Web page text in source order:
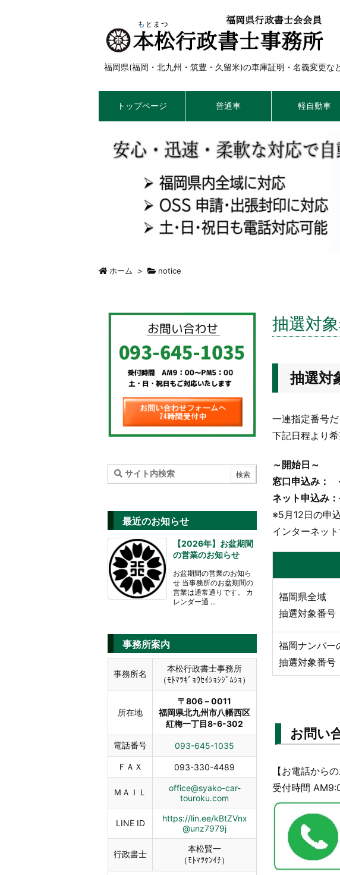
福岡県(福岡・北九州・筑豊・久留米)の車庫証明・名義変更
トップページ 普通車 軽自動車
ホーム > notice
抽選対
抽選対
一連指定番号
下記日程より
～開始日～
窓口申込み：
ネット申込み
※5月12日の申
インターネッ
福岡県全域
抽選対象番号
福岡ナンバー
抽選対象番号
お問い
【お電話から
受付時間
最近のお知らせ
【2026年】お盆期間
の営業のお知らせ
お盆期間の営業のお知ら
せ 当事務所のお盆期間の
営業は通常通りです。 カ
レンダー通 ...
事務所案内
事務所名
本松行政書士事務所
（ﾓﾄﾏﾂｷﾞｮｳｾｲｼｮｼｼﾞﾑｼｮ）
所在地
〒806－0011
福岡県北九州市八幡西区
紅梅一丁目8-6-302
電話番号 093-645-1035
ＦＡＸ 093-330-4489
ＭＡＩＬ
office@syako-car-
touroku.com
LINE ID
https://lin.ee/kBtZVnx
@unz7979j
行政書士
本松賢一
（ﾓﾄﾏﾂｹﾝｲﾁ）